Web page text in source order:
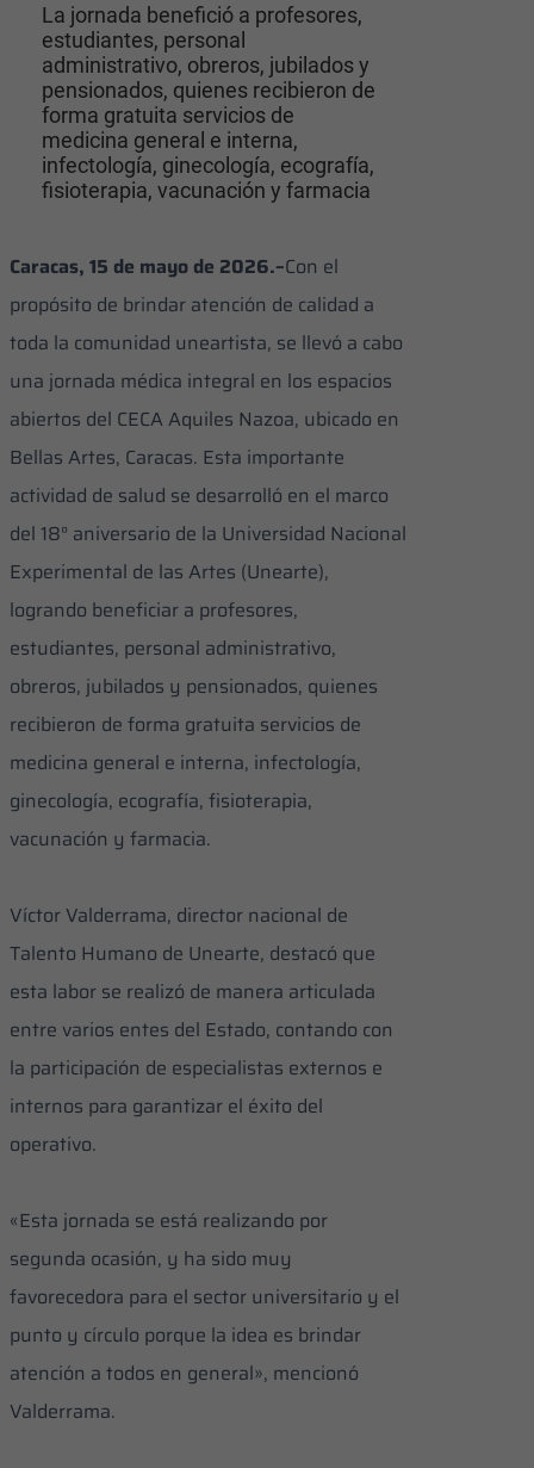
La jornada benefició a profesores,
estudiantes, personal
administrativo, obreros, jubilados y
pensionados, quienes recibieron de
forma gratuita servicios de
medicina general e interna,
infectología, ginecología, ecografía,
fisioterapia, vacunación y farmacia
Caracas, 15 de mayo de 2026.–Con el
propósito de brindar atención de calidad a
toda la comunidad uneartista, se llevó a cabo
una jornada médica integral en los espacios
abiertos del CECA Aquiles Nazoa, ubicado en
Bellas Artes, Caracas. Esta importante
actividad de salud se desarrolló en el marco
del 18° aniversario de la Universidad Nacional
Experimental de las Artes (Unearte),
logrando beneficiar a profesores,
estudiantes, personal administrativo,
obreros, jubilados y pensionados, quienes
recibieron de forma gratuita servicios de
medicina general e interna, infectología,
ginecología, ecografía, fisioterapia,
vacunación y farmacia.
Víctor Valderrama, director nacional de
Talento Humano de Unearte, destacó que
esta labor se realizó de manera articulada
entre varios entes del Estado, contando con
la participación de especialistas externos e
internos para garantizar el éxito del
operativo.
«Esta jornada se está realizando por
segunda ocasión, y ha sido muy
favorecedora para el sector universitario y el
punto y círculo porque la idea es brindar
atención a todos en general», mencionó
Valderrama.